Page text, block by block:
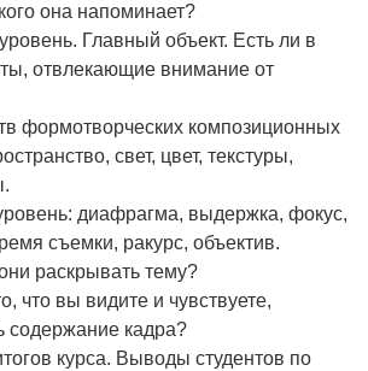
она напоминает?
Главный объект. Есть ли в
отвлекающие внимание от
формотворческих композиционных
свет, цвет, текстуры,
диафрагма, выдержка, фокус,
съемки, ракурс, объектив.
раскрывать тему?
что вы видите и чувствуете,
содержание кадра?
курса. Выводы студентов по